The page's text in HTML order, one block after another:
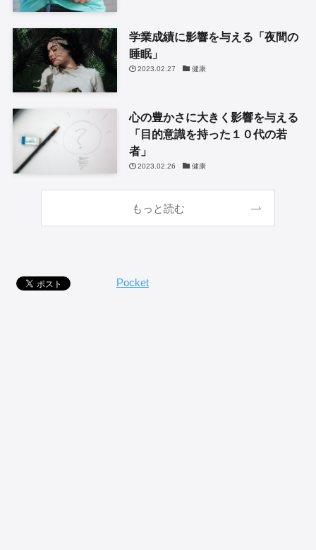
学業成績に影響を与える「夜間の
睡眠」
2023.02.27 健康
心の豊かさに大きく影響を与える
「目的意識を持った１０代の若
者」
2023.02.26 健康
もっと読む
Pocket